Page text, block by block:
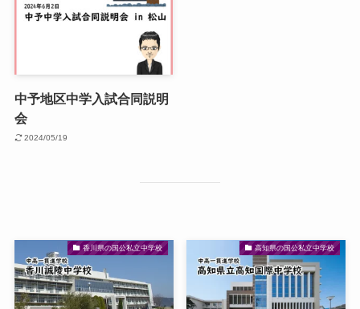
中予地区中学入試合同説明
会
2024/05/19
香川県の国公私立中学校 高知県の国公私立中学校